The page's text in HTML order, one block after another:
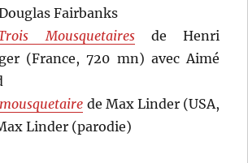
Fairbanks
Mousquetairesde Henri
(France, 720 mn) avec Aimé
de Max Linder (USA,
Linder (parodie)